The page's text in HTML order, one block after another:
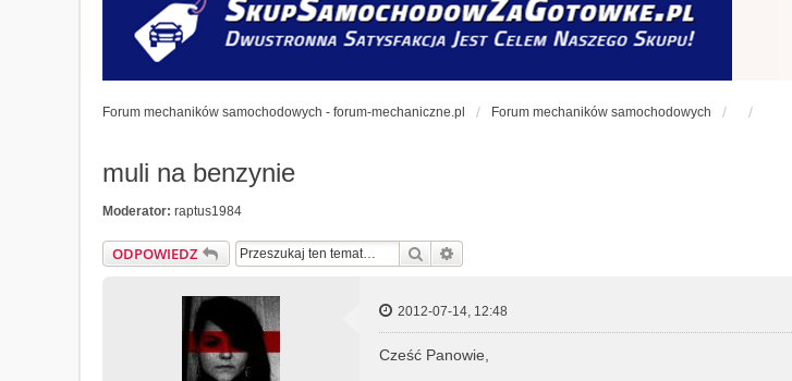
Forum mechaników samochodowych - forum-mechaniczne.pl Forum mechaników samochodowych
muli na benzynie
Moderator: raptus1984
ODPOWIEDZ Szukaj
2012-07-14, 12:48
Cześć Panowie,